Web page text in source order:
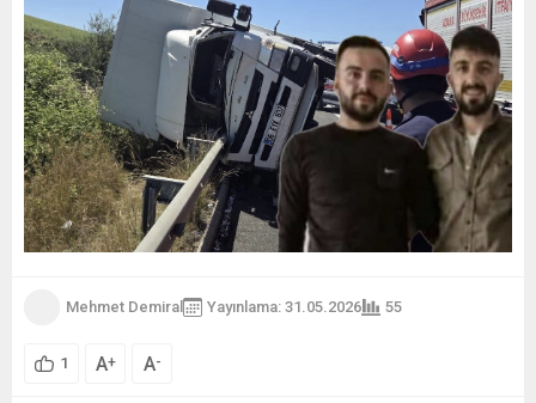
Mehmet Demiral Yayınlama: 31.05.2026 55
1 A+ A-